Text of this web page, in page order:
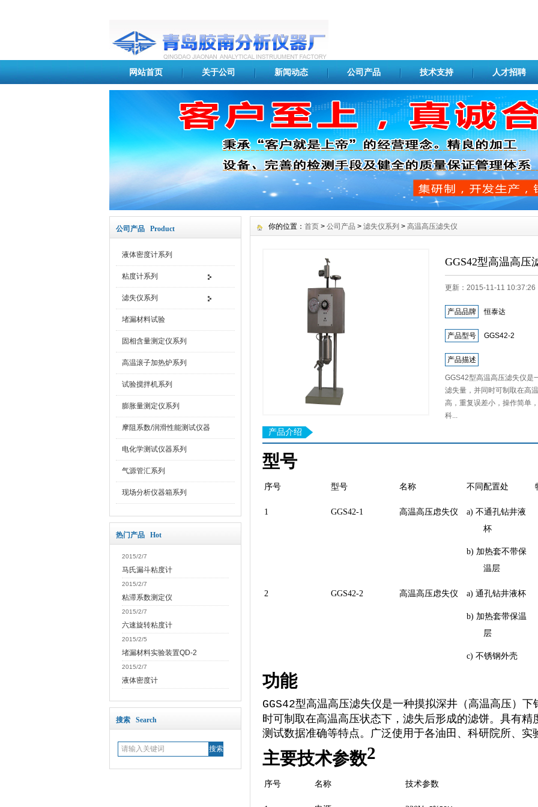
网站首页 关于公司 新闻动态 公司产品 技术支持 人才招聘
公司产品 Product
液体密度计系列
粘度计系列
滤失仪系列
堵漏材料试验
固相含量测定仪系列
高温滚子加热炉系列
试验搅拌机系列
膨胀量测定仪系列
摩阻系数/润滑性能测试仪器
电化学测试仪器系列
气源管汇系列
现场分析仪器箱系列
热门产品 Hot
2015/2/7
马氏漏斗粘度计
2015/2/7
粘滞系数测定仪
2015/2/7
六速旋转粘度计
2015/2/5
堵漏材料实验装置QD-2
2015/2/7
液体密度计
搜索 Search
你的位置： 首页 > 公司产品 > 滤失仪系列 > 高温高压滤失仪
GGS42型高温高压
更新：2015-11-11
产品品牌 恒泰达
产品型号 GGS42-2
产品描述
GGS42型高温高压滤失仪是
滤失量，并同时可制取在高
高，重复误差小，操作简单
科...
产品介绍
型号
序号 型号 名称 不同配置处
1 GGS42-1 高温高压虑失仪 a) 不通孔钻井液
杯
b) 加热套不带保
温层
2 GGS42-2 高温高压虑失仪 a) 通孔钻井液杯
b) 加热套带保温
层
c) 不锈钢外壳
功能
GGS42型高温高压滤失仪是一种摸拟深井（高温高压）
时可制取在高温高压状态下，滤失后形成的滤饼。具有
测试数据准确等特点。广泛使用于各油田、科研院所、实
主要技术参数2
序号 名称 技术参数